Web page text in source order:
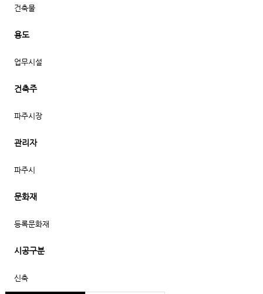
건축물
용도
업무시설
건축주
파주시장
관리자
파주시
문화재
등록문화재
시공구분
신축